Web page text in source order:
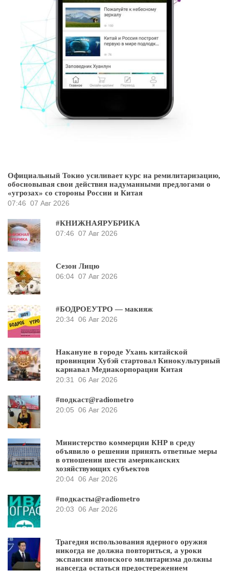
Официальный Токио усиливает курс на ремилитаризацию,
обосновывая свои действия надуманными предлогами о
«угрозах» со стороны России и Китая
07:46 07 Авг 2026
#КНИЖНАЯРУБРИКА
07:46 07 Авг 2026
Сезон Лицю
06:04 07 Авг 2026
#БОДРОЕУТРО — макияж
20:34 06 Авг 2026
Накануне в городе Ухань китайской
провинции Хубэй стартовал Кинокультурный
карнавал Медиакорпорации Китая
20:31 06 Авг 2026
#подкаст@radiometro
20:05 06 Авг 2026
Министерство коммерции КНР в среду
объявило о решении принять ответные меры
в отношении шести американских
хозяйствующих субъектов
20:04 06 Авг 2026
#подкасты@radiometro
20:03 06 Авг 2026
Трагедия использования ядерного оружия
никогда не должна повториться, а уроки
экспансии японского милитаризма должны
навсегда остаться предостережением